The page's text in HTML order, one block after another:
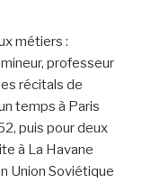
métiers :
professeur
récitals de
temps à Paris
puis pour deux
à La Havane
Union Soviétique